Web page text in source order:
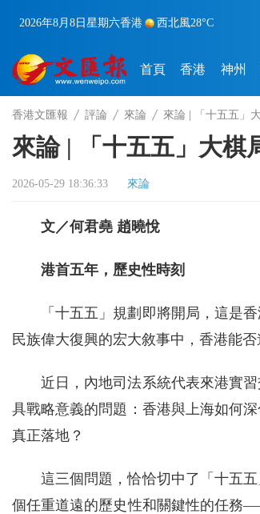
2026年8月8日 星期六香港 西北風28°C
首頁 香港 神州
香港文匯報 評論 來論 來論 | 「十五五」
來論 | 「十五五」大棋
2026-05-29 18:36:33 來論
文／何君堯 趙曉悅
港首五年，歷史性時刻
「十五五」規劃即將開局，這是
民族偉大復興的宏大敘事中，香港能
近日，內地司法系統代表來港實
具戰略意義的問題：香港與上海如何
真正落地？
這三個問題，恰恰切中了「十五
個任重道遠的歷史性和關鍵性的任務